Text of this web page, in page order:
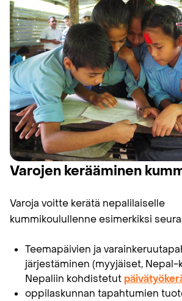
Varojen kerääminen
Varoja voitte kerätä nepalilaiselle
kummikoulullenne esimerkiksi
Teemapäivien ja
järjestäminen (myyjäiset, Nepal-
Nepaliin kohdistetut
oppilaskunnan tapahtumien